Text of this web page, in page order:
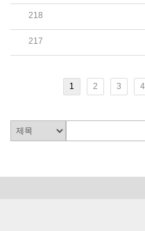
218 2024학년도 2학
217 2025학년도 예
1 2 3 4